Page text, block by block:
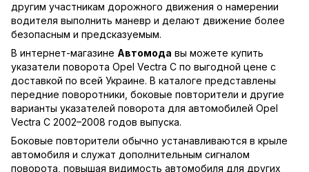
другим участникам дорожного движения о намерении
водителя выполнить маневр и делают движение более
безопасным и предсказуемым.
В интернет-магазине Автомода вы можете купить
указатели поворота Opel Vectra C по выгодной цене с
доставкой по всей Украине. В каталоге представлены
передние поворотники, боковые повторители и другие
варианты указателей поворота для автомобилей Opel
Vectra C 2002–2008 годов выпуска.
Боковые повторители обычно устанавливаются в крыле
автомобиля и служат дополнительным сигналом
поворота, повышая видимость автомобиля для других